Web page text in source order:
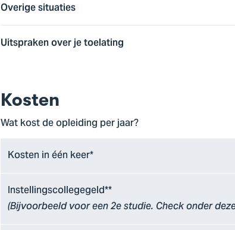
Overige situaties
Uitspraken over je toelating
Kosten
Wat kost de opleiding per jaar?
Kosten in één keer*
Instellingscollegegeld**
(Bijvoorbeeld voor een 2e studie. Check onder